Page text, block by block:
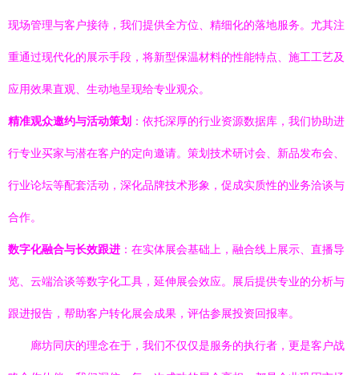
现场管理与客户接待，我们提供全方位、精细化的落地服务。尤其注
重通过现代化的展示手段，将新型保温材料的性能特点、施工工艺及
应用效果直观、生动地呈现给专业观众。
精准观众邀约与活动策划 ：依托深厚的行业资源数据库，我们协助进
行专业买家与潜在客户的定向邀请。策划技术研讨会、新品发布会、
行业论坛等配套活动，深化品牌技术形象，促成实质性的业务洽谈与
合作。
数字化融合与长效跟进 ：在实体展会基础上，融合线上展示、直播导
览、云端洽谈等数字化工具，延伸展会效应。展后提供专业的分析与
跟进报告，帮助客户转化展会成果，评估参展投资回报率。
廊坊同庆的理念在于，我们不仅仅是服务的执行者，更是客户战